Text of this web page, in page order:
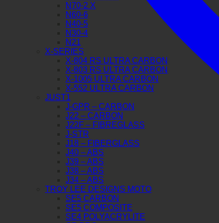
N70-2 X
N60-6
N40-5
N30-4
N21
X-SERIES
X-804 RS ULTRA CARBON
X-803 RS ULTRA CARBON
X-1005 ULTRA CARBON
X-552 ULTRA CARBON
JUST1
J-GPR – CARBON
J22 – CARBON
J22F – FIBREGLASS
J-STR
J18 – FIBERGLASS
J40 – ABS
J39 – ABS
J38 – ABS
J34 – ABS
TROY LEE DESIGNS MOTO
SE5 CARBON
SE5 COMPOSITE
SE4 POLYACRYLITE